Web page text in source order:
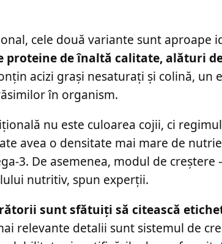
cele două variante sunt aproape
proteine de înaltă calitate, alături
acizi grași nesaturați și colină, un
în organism.
nu este culoarea cojii, ci
avea o densitate mai mare de
3. De asemenea, modul de creștere
nutritiv, spun experții.
sunt sfătuiți să citească
relevante detalii sunt sistemul de